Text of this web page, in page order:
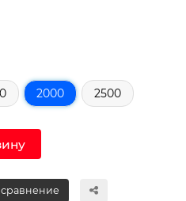
2000 2500